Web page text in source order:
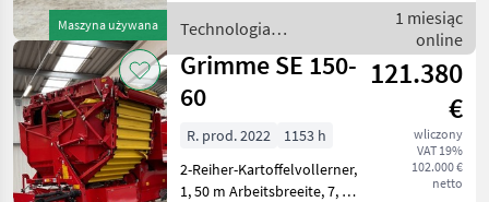
Maszyna używana
Zapfwellendrehzahl 540
U/min 1 Direktantrieb 1 Ges
Technologia
ziemniaczana / Grimme
1 miesiąc
online
Grimme SE 150-
60
121.380
€
wliczony
VAT 19%
102.000 €
netto
R. prod. 2022
1153 h
2-Reiher-Kartoffelvollerner,
1, 50 m Arbeitsbreeite, 7, 5 t